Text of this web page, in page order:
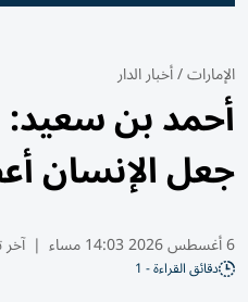
الإمارات/أخبار الدار
أحمد بن سعيد:
جعل الإنسان
6 أغسطس 2026 14:03 مساء |
دقائق القراءة - 1